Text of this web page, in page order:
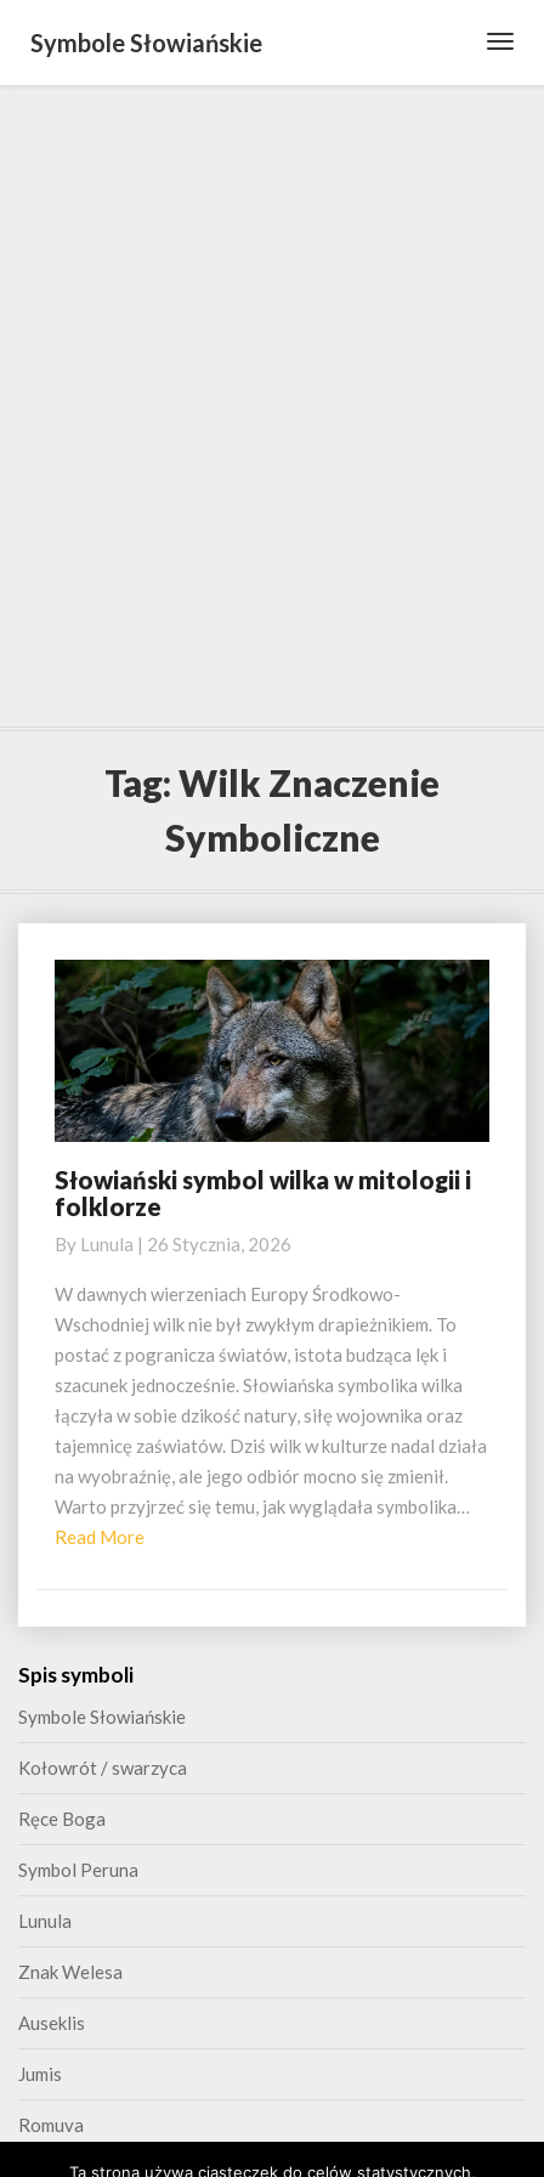
Symbole Słowiańskie
Tag:Wilk Znaczenie
Symboliczne
Słowiański
symbol
w
mitologii
folklorze
Słowiański symbol wilka w mitologii i
folklorze
By Lunula | 26 Stycznia, 2026
W dawnych wierzeniach Europy Środkowo-
Wschodniej wilk nie był zwykłym drapieżnikiem. To
postać z pogranicza światów, istota budząca lęk i
szacunek jednocześnie. Słowiańska symbolika wilka
łączyła w sobie dzikość natury, siłę wojownika oraz
tajemnicę zaświatów. Dziś wilk w kulturze nadal działa
na wyobraźnię, ale jego odbiór mocno się zmienił.
Warto przyjrzeć się temu, jak wyglądała symbolika…
Read MoreRead
Spis symboli
Symbole Słowiańskie
Kołowrót / swarzyca
Ręce Boga
Symbol Peruna
Lunula
Znak Welesa
Auseklis
Jumis
Romuva
Ta strona używa ciasteczek do celów statystycznych,